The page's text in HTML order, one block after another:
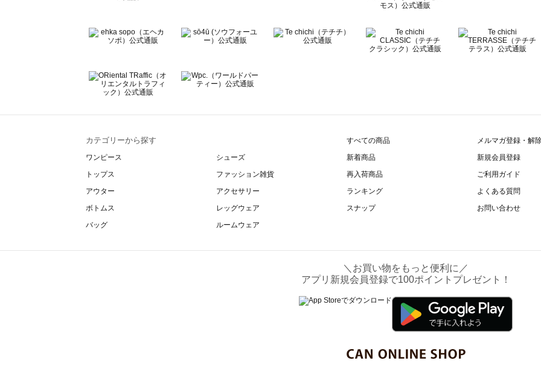
カテゴリーから探す
ワンピース
トップス
アウター
ボトムス
バッグ
シューズ
ファッション雑貨
アクセサリー
レッグウェア
ルームウェア
すべての商品
新着商品
再入荷商品
ランキング
スナップ
メルマガ登録・解
新規会員登録
ご利用ガイド
よくある質問
お問い合わせ
＼お買い物をもっと便利に／
アプリ新規会員登録で100ポイントプレゼント！